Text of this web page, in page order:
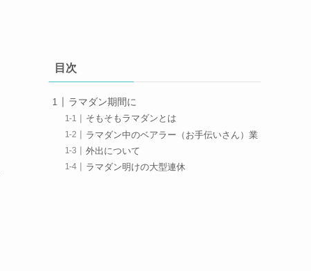
目次
ラマダン期間に
そもそもラマダンとは
ラマダン中のベアラー（お手伝いさん）業
外出について
ラマダン明けの大型連休